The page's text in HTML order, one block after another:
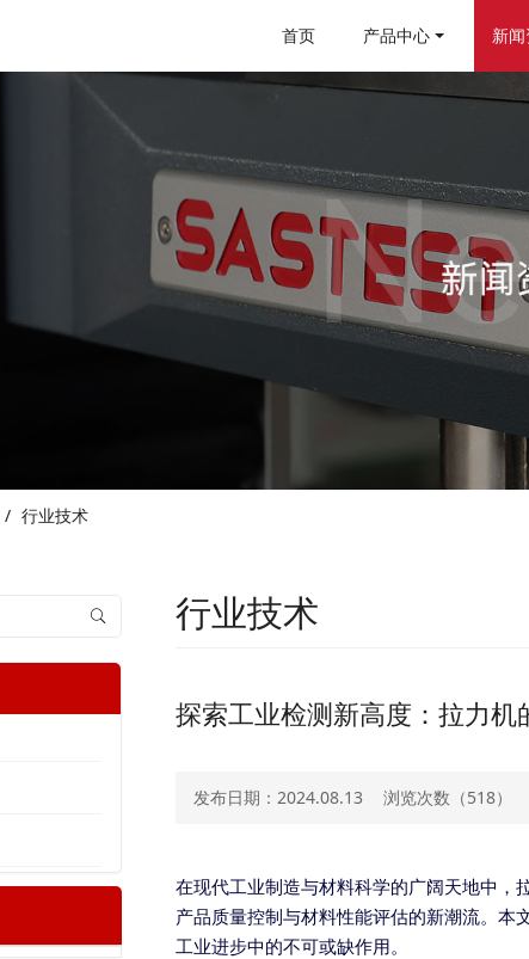
首页 产品中心 新
行业技术
行业技术
探索工业检测新高度：拉力机
发布日期：2024.08.13 浏览次数（518）
在现代工业制造与材料科学的广阔天地中，
产品质量控制与材料性能评估的新潮流。本
工业进步中的不可或缺作用。